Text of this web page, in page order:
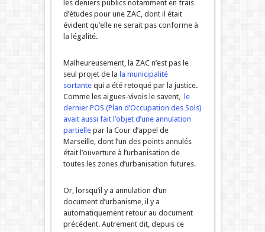
les deniers publics notamment en frais
d’études pour une ZAC, dont il était
évident qu’elle ne serait pas conforme à
la légalité.
Malheureusement, la ZAC n’est pas le
seul projet de la la municipalité
sortantequi a été retoqué par la justice.
Comme les aigues-vivois le savent, le
dernier POS (Plan d’Occupation des Sols)
avait aussi fait l’objet d’une annulation
partiellepar la Cour d’appel de
Marseille, dont l’un des points annulés
était l’ouverture à l’urbanisation de
toutes les zones d’urbanisation futures.
Or, lorsqu’il y a annulation d’un
document d’urbanisme, il y a
automatiquement retour au document
précédent. Autrement dit, depuis ce